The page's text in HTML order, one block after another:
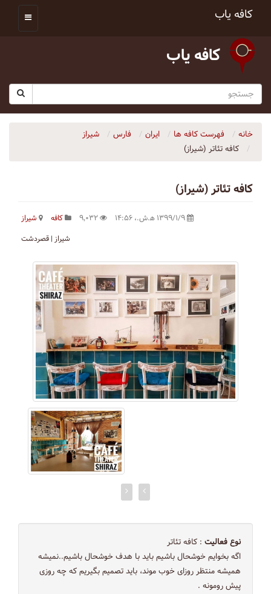
کافه یاب
کافه یاب
خانه فهرست کافه ها ایران فارس
شیراز
کافه تئاتر (شیراز)
کافه تئاتر (شیراز)
کافه
شیراز
شیراز | قصردشت
نوع فعالیت : کافه تئاتر
اگه بخوایم خوشحال باشیم باید با هدف خوشحال باشیم..نمیشه
همیشه منتظر روزای خوب موند، باید تصمیم بگیریم که چه روزی
پیش رومونه .